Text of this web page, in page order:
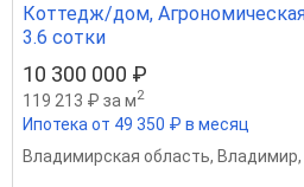
Коттедж/дом,
3.6 сотки
10 300 000 ₽
119 213 ₽ за м2
Ипотека от 49 350 ₽ в месяц
Владимирская область, Владимир,